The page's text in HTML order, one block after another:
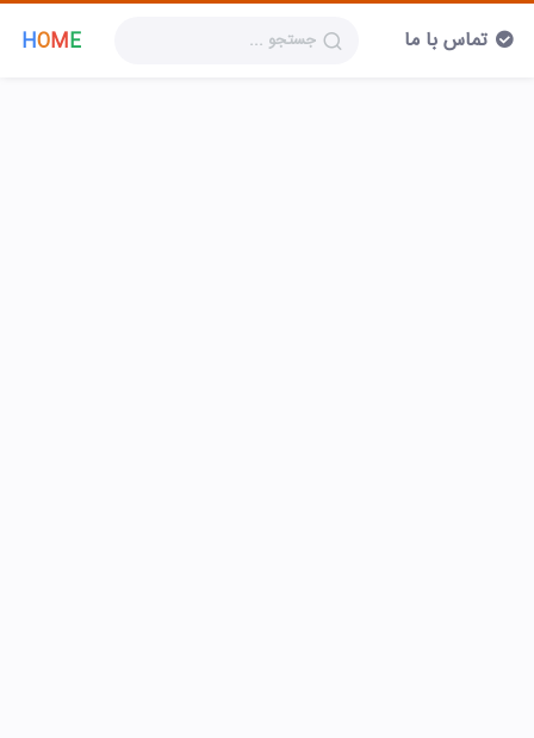
HOME تماس با ما